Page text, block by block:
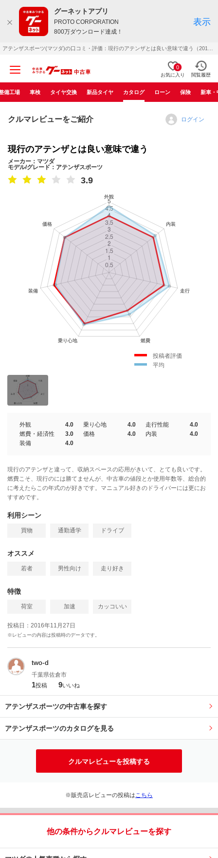
グーネットアプリ
PROTO CORPORATION
800万ダウンロード達成！
表示
0
お気に入り 閲覧履歴
備工場 車検 タイヤ交換 新品タイヤ カタログ ローン 保険 新車・
クルマレビューをご紹介 ログイン
現行のアテンザとは良い意味で違う
メーカー：マツダ
モデル/グレード：アテンザスポーツ
3.9
投稿者評価
平均
外観 4.0 乗り心地 4.0 走行性能
4.0
燃費・経済性
3.0 価格 4.0 内装
4.0
装備
4.0
現行のアテンザと違って、収納スペースの応用がきいて、とても良いです。
燃費こそ、現行のには勝てませんが、中古車の値段とか使用年数等、総合的
に考えたらこの年式のが好きです。マニュアル好きのドライバーには更にお
すすめです。
利用シーン
買物 通勤通学 ドライブ
オススメ
若者 男性向け 走り好き
特徴
荷室 加速 カッコいい
投稿日：2016年11月27日
※レビューの内容は投稿時のデータです。
two-d
千葉県佐倉市
1投稿 9いいね
アテンザスポーツの中古車を探す
アテンザスポーツのカタログを見る
クルマレビューを投稿する
※販売店レビューの投稿は こちら
他の条件からクルマレビューを探す